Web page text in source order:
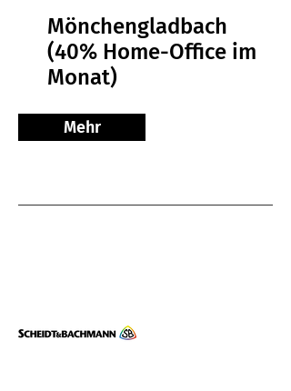
Mönchengladbach
(40% Home-Office im
Monat)
Mehr